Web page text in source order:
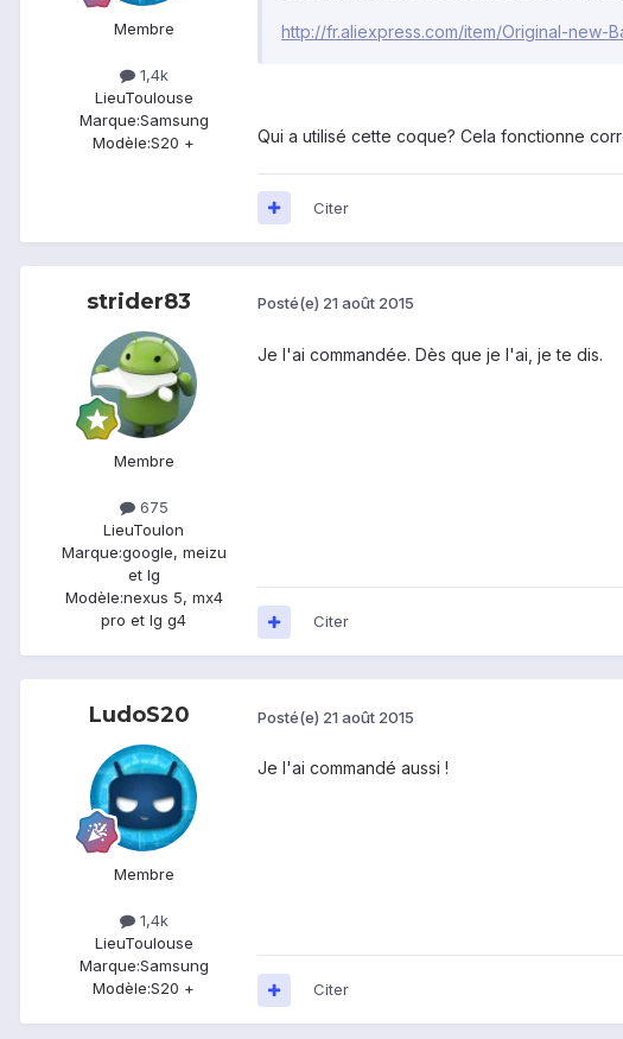
Membre
1,4k
LieuToulouse
Marque:Samsung
Modèle:S20 +
http://fr.aliexpress.com/item/Original-new-
Qui a utilisé cette coque? Cela fonctionne
Citer
strider83
Membre
675
LieuToulon
Marque:google, meizu
et lg
Modèle:nexus 5, mx4
pro et lg g4
Posté(e) 21 août 2015
Je l'ai commandée. Dès que je l'ai, je te dis.
Citer
LudoS20
Membre
1,4k
LieuToulouse
Marque:Samsung
Modèle:S20 +
Posté(e) 21 août 2015
Je l'ai commandé aussi !
Citer